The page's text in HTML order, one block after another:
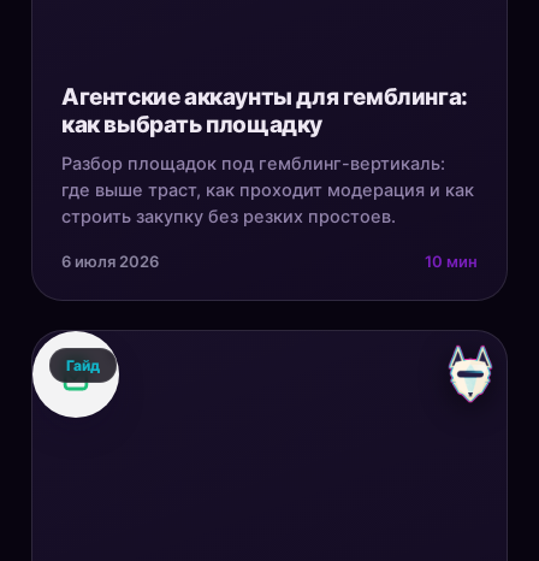
Агентские аккаунты для гемблинга:
как выбрать площадку
Разбор площадок под гемблинг-вертикаль:
где выше траст, как проходит модерация и как
строить закупку без резких простоев.
6 июля 2026 10 мин
Гайд